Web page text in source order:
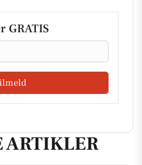
GRATIS
ARTIKLER